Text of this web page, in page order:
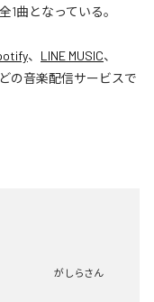
1曲となっている。
、 LINE MUSIC、
の音楽配信サービスで
がしらさん